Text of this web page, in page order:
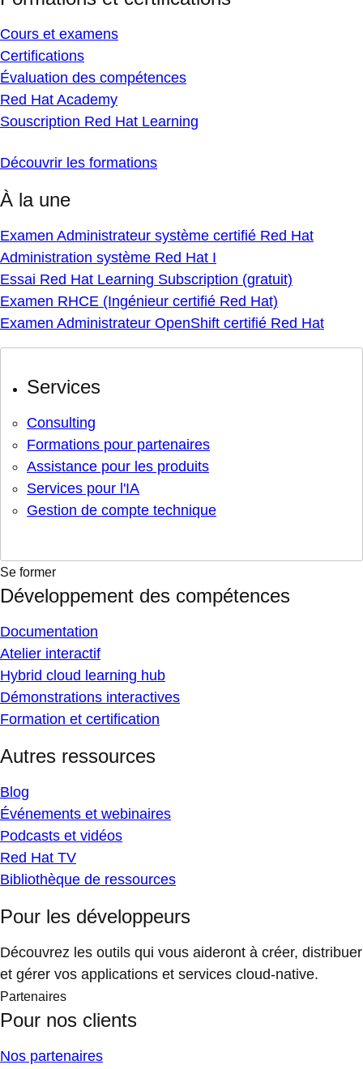
Cours et examens
Certifications
Évaluation des compétences
Red Hat Academy
Souscription Red Hat Learning
Découvrir les formations
À la une
Examen Administrateur système certifié Red Hat
Administration système Red Hat I
Essai Red Hat Learning Subscription (gratuit)
Examen RHCE (Ingénieur certifié Red Hat)
Examen Administrateur OpenShift certifié Red Hat
Services
Consulting
Formations pour partenaires
Assistance pour les produits
Services pour l'IA
Gestion de compte technique
Se former
Développement des compétences
Documentation
Atelier interactif
Hybrid cloud learning hub
Démonstrations interactives
Formation et certification
Autres ressources
Blog
Événements et webinaires
Podcasts et vidéos
Red Hat TV
Bibliothèque de ressources
Pour les développeurs
Découvrez les outils qui vous aideront à créer, distribuer
et gérer vos applications et services cloud-native.
Partenaires
Pour nos clients
Nos partenaires